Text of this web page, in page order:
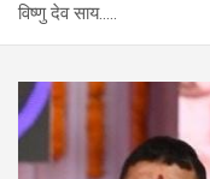
विष्णु देव साय…..